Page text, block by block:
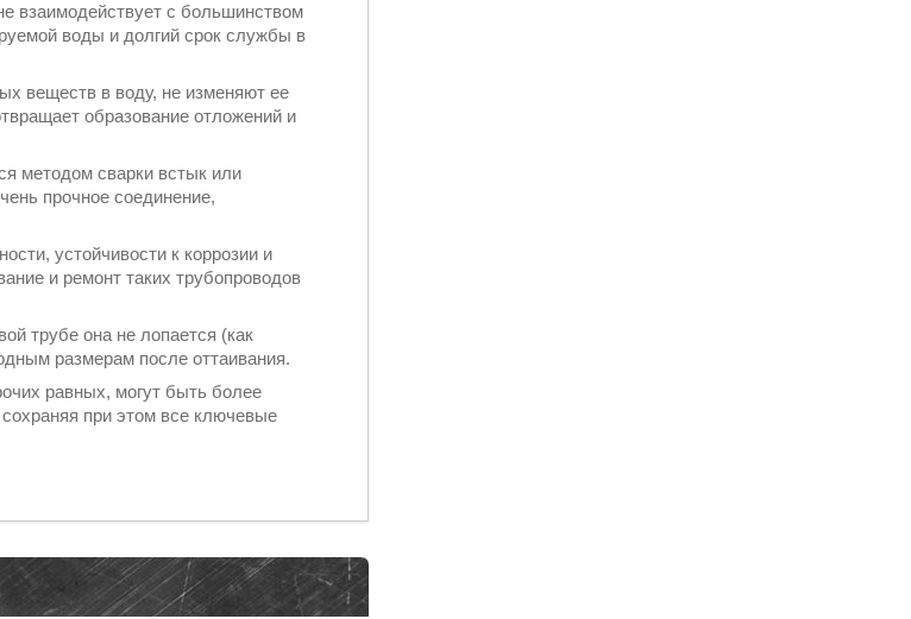
взаимодействует с большинством
воды и долгий срок службы в
веществ в воду, не изменяют ее
образование отложений и
методом сварки встык или
прочное соединение,
устойчивости к коррозии и
и ремонт таких трубопроводов
трубе она не лопается (как
размерам после оттаивания.
равных, могут быть более
при этом все ключевые